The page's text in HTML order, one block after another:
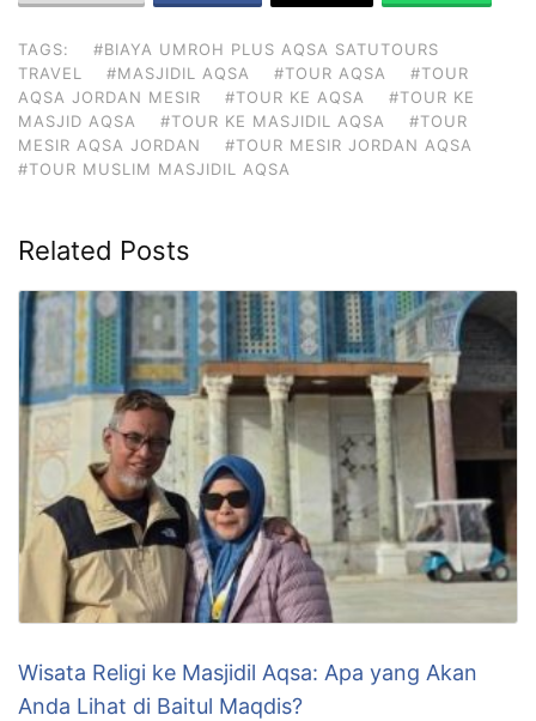
TAGS:
#BIAYA UMROH PLUS AQSA SATUTOURS
TRAVEL
#MASJIDIL AQSA #TOUR AQSA
#TOUR
AQSA JORDAN MESIR
#TOUR KE AQSA
#TOUR KE
MASJID AQSA
#TOUR KE MASJIDIL AQSA
#TOUR
MESIR AQSA JORDAN
#TOUR MESIR JORDAN AQSA
#TOUR MUSLIM MASJIDIL AQSA
Related Posts
Wisata Religi ke Masjidil Aqsa: Apa yang Akan
Anda Lihat di Baitul Maqdis?